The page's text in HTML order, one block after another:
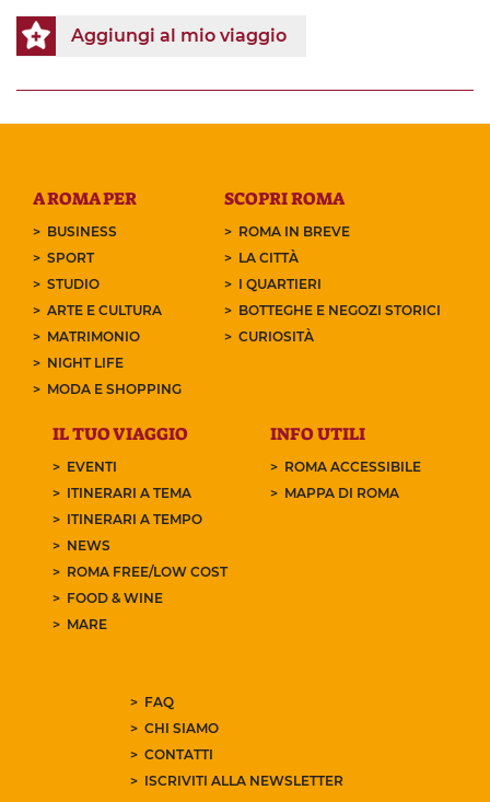
Aggiungi al mio viaggio
A ROMA PER
BUSINESS
SPORT
STUDIO
ARTE E CULTURA
MATRIMONIO
NIGHT LIFE
MODA E SHOPPING
SCOPRI ROMA
ROMA IN BREVE
LA CITTÀ
I QUARTIERI
BOTTEGHE E NEGOZI STORICI
CURIOSITÀ
IL TUO VIAGGIO
EVENTI
ITINERARI A TEMA
ITINERARI A TEMPO
NEWS
ROMA FREE/LOW COST
FOOD & WINE
MARE
INFO UTILI
ROMA ACCESSIBILE
MAPPA DI ROMA
FAQ
CHI SIAMO
CONTATTI
ISCRIVITI ALLA NEWSLETTER